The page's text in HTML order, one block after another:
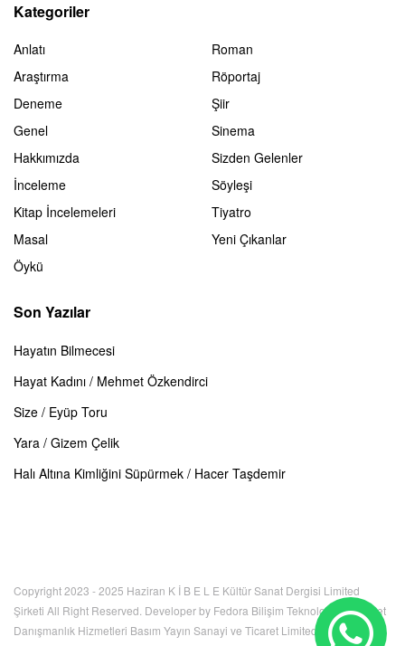
Kategoriler
Anlatı
Araştırma
Deneme
Genel
Hakkımızda
İnceleme
Kitap İncelemeleri
Masal
Öykü
Roman
Röportaj
Şiir
Sinema
Sizden Gelenler
Söyleşi
Tiyatro
Yeni Çıkanlar
Son Yazılar
Hayatın Bilmecesi
Hayat Kadını / Mehmet Özkendirci
Size / Eyüp Toru
Yara / Gizem Çelik
Halı Altına Kimliğini Süpürmek / Hacer Taşdemir
Copyright 2023 - 2025 Haziran K İ B E L E Kültür Sanat Dergisi Limited
Şirketi All Right Reserved. Developer by Fedora Bilişim Teknolojileri İnternet
Danışmanlık Hizmetleri Basım Yayın Sanayi ve Ticaret Limited Şirketi. Bu